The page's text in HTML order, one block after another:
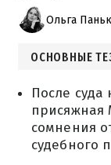
Ольга
ОСНОВНЫЕ
После
присяжная
сомнения
судебного